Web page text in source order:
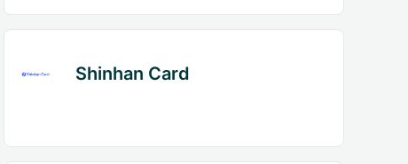
Shinhan Card